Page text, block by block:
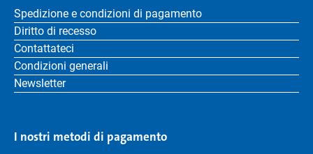
Spedizione e condizioni di pagamento
Diritto di recesso
Contattateci
Condizioni generali
Newsletter
I nostri metodi di pagamento